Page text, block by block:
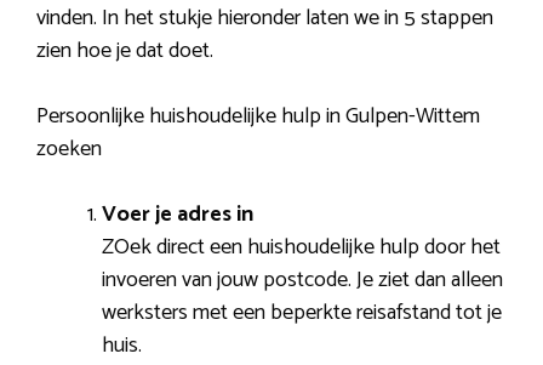
vinden. In het stukje hieronder laten we in 5 stappen
zien hoe je dat doet.
Persoonlijke huishoudelijke hulp in Gulpen-Wittem
zoeken
Voer je adres in
ZOek direct een huishoudelijke hulp door het
invoeren van jouw postcode. Je ziet dan alleen
werksters met een beperkte reisafstand tot je
huis.